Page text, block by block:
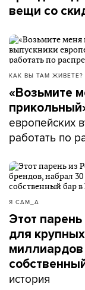
вещи со
КАК ВЫ ТАМ ЖИВЕТЕ?
«Возьмите
европейских
работать по
Я САМ_А
Этот
для
миллиардов
история